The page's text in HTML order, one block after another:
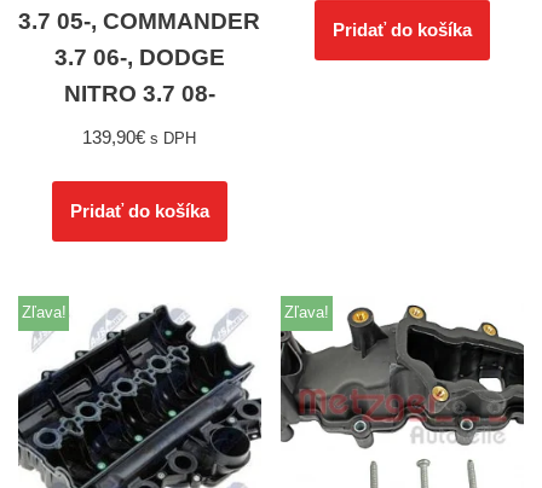
3.7 05-, COMMANDER
3.7 06-, DODGE
NITRO 3.7 08-
139,90€ s DPH
Pridať do košíka
Pridať do košíka
Zľava! Zľava!